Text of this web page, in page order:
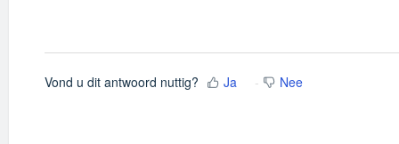
Vond u dit antwoord nuttig? Ja Nee